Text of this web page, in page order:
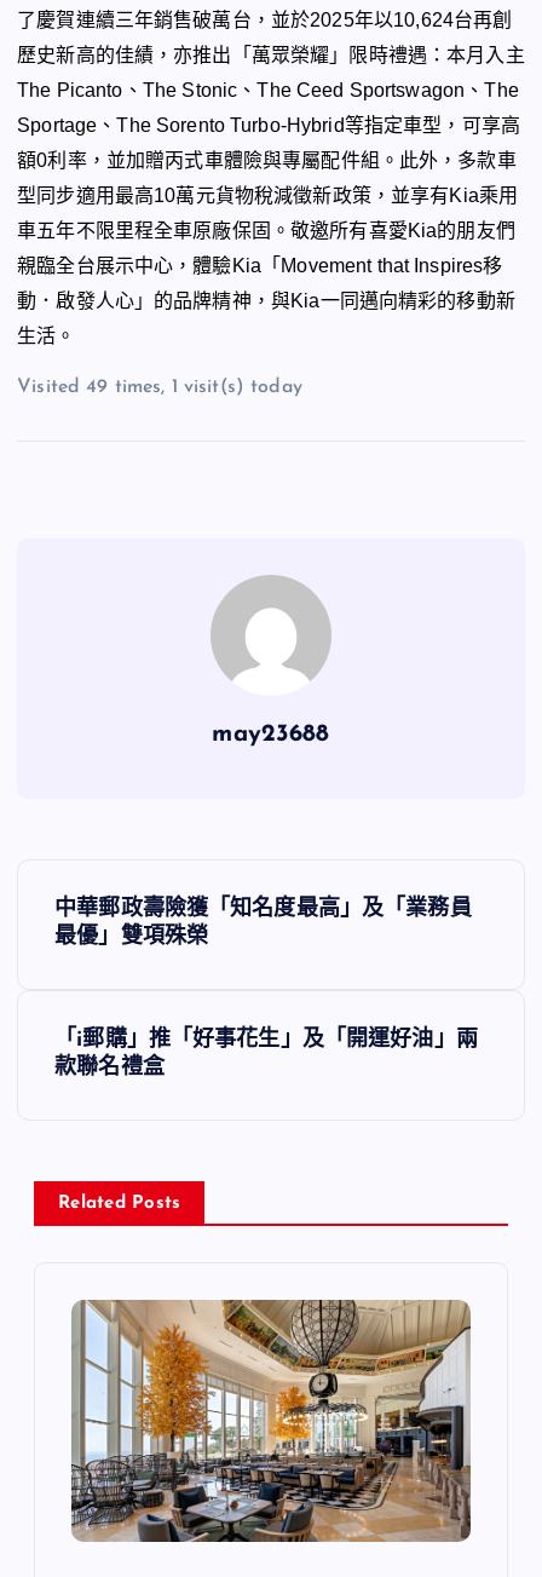
了慶賀連續三年銷售破萬台，並於2025年以10,624台再創
歷史新高的佳績，亦推出「萬眾榮耀」限時禮遇：本月入主
The Picanto 、 The Stonic 、The Ceed Sportswagon 、The
Sportage 、The Sorento Turbo-Hybrid等指定車型，可享高
額0利率，並加贈丙式車體險與專屬配件組。此外，多款車
型同步適用最高10萬元貨物稅減徵新政策，並享有Kia乘用
車五年不限里程全車原廠保固。敬邀所有喜愛Kia的朋友們
親臨全台展示中心，體驗Kia 「 Movement that Inspires移
動．啟發人心」的品牌精神，與Kia一同邁向精彩的移動新
生活。
Visited 49 times, 1 visit(s) today
may23688
文
章
覽
中華郵政壽險獲「知名度最高」及「業務員
最優」雙項殊榮
「i郵購」推「好事花生」及「開運好油」兩
款聯名禮盒
Related Posts